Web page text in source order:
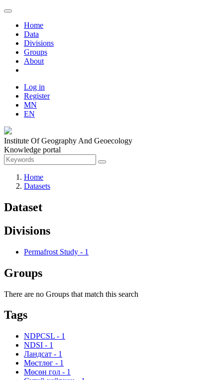
Home
Data
Divisions
Groups
About
Log in
Register
MN
EN
Institute Of Geography And Geoecology
Knowledge portal
Home
Datasets
Dataset
Divisions
Permafrost Study - 1
Groups
There are no Groups that match this search
Tags
NDPCSL - 1
NDSI - 1
Ландсат - 1
Мөстлөг - 1
Мөсөн гол - 1